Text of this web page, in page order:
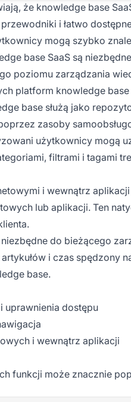
że knowledge base
i łatwo
mogą szybko
base SaaS są
poziomu zarządzania
platform knowledge base
base służą jako
zasoby
użytkownicy mogą
filtrami i tagami
i wewnątrz
lub aplikacji. Ten
do bieżącego
i czas spędzony
base.
uprawnienia dostępu
i wewnątrz aplikacji
funkcji może znacznie